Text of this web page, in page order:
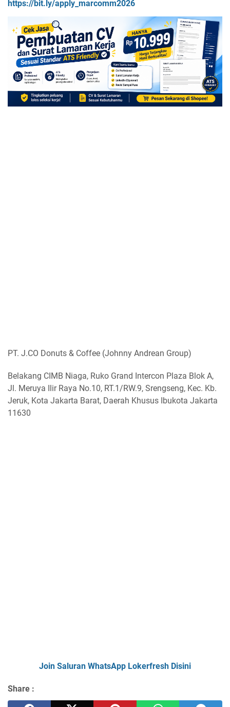
https://bit.ly/apply_marcomm2026
PT. J.CO Donuts & Coffee (Johnny Andrean Group)
Belakang CIMB Niaga, Ruko Grand Intercon Plaza Blok A,
Jl. Meruya Ilir Raya No.10, RT.1/RW.9, Srengseng, Kec. Kb.
Jeruk, Kota Jakarta Barat, Daerah Khusus Ibukota Jakarta
11630
Join Saluran WhatsApp Lokerfresh Disini
Share :